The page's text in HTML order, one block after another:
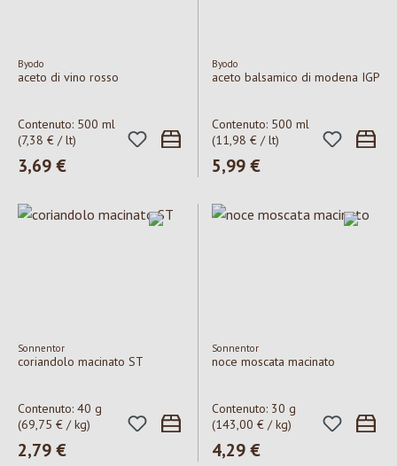
Byodo
aceto di vino rosso
Contenuto: 500 ml
(7,38 € / lt)
Prezzo normale:
3,69 €
Byodo
aceto balsamico di modena IGP
Contenuto: 500 ml
(11,98 € / lt)
Prezzo normale:
5,99 €
Sonnentor
coriandolo macinato ST
Contenuto: 40 g
(69,75 € / kg)
Prezzo normale:
2,79 €
Sonnentor
noce moscata macinato
Contenuto: 30 g
(143,00 € / kg)
Prezzo normale:
4,29 €